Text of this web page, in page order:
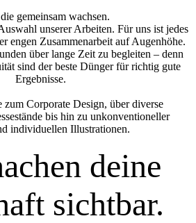
gemeinsam wachsen.
unserer Arbeiten. Für uns ist jedes
engen Zusammenarbeit auf Augenhöhe.
über lange Zeit zu begleiten – denn
sind der beste Dünger für richtig gute
Ergebnisse.
zum Corporate Design, über diverse
bis hin zu unkonventioneller
individuellen Illustrationen.
deine
sichtbar.